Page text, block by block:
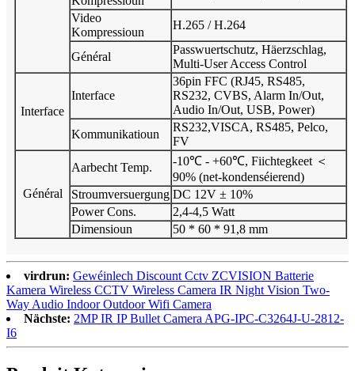
Video
Kompressioun
H.265 / H.264
Général
Passwuertschutz, Häerzschlag,
Multi-User Access Control
Interface
Interface
36pin FFC (RJ45, RS485,
RS232, CVBS, Alarm In/Out,
Audio In/Out, USB, Power)
Kommunikatioun
RS232,VISCA, RS485, Pelco,
FV
Général
Aarbecht Temp.
-10℃ - +60℃, Fiichtegkeet ＜
90% (net-kondenséierend)
Stroumversuergung DC 12V ± 10%
Power Cons.
2,4-4,5 Watt
Dimensioun
50 * 60 * 91,8 mm
virdrun: Gewéinlech Discount Cctv ZCVISION Batterie
Kamera Wireless CCTV Wireless Camera IR Night Vision Two-
Way Audio Indoor Outdoor Wifi Camera
Nächste: 2MP IR IP Bullet Camera APG-IPC-C3264J-U-2812-
I6